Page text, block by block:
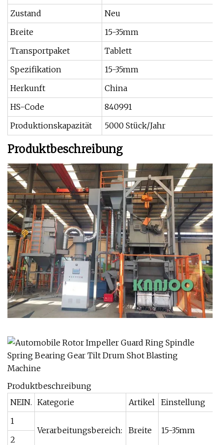
Zustand
Neu
Breite
15-35mm
Transportpaket
Tablett
Spezifikation
15-35mm
Herkunft
China
HS-Code
840991
Produktionskapazität
5000 Stück/Jahr
Produktbeschreibung
Produktbeschreibung
NEIN. Kategorie Artikel
Einstellung
1
Verarbeitungsbereich:
Breite
15-35mm
2